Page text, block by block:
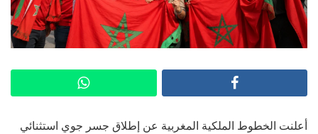
أعلنت الخطوط الملكية المغربية عن إطلاق جسر جوي استثنائي